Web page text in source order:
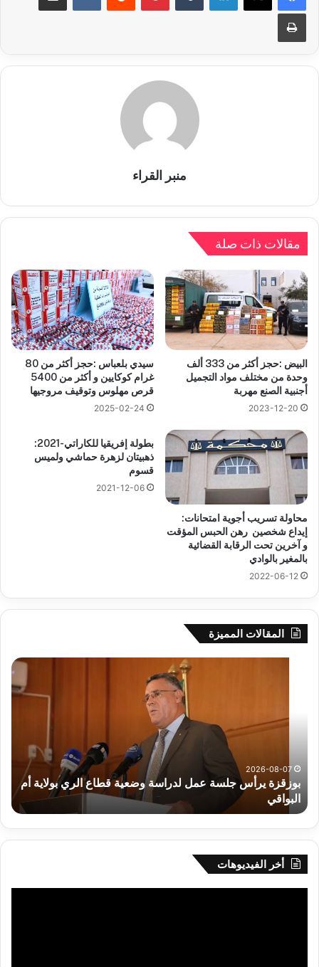
طباعة
منبر القراء
مقالات ذات صلة
البيض :حجز أكثر من 333 ألف
وحدة من مختلف مواد التجميل
أجنبية الصنع مهربة
2023-12-20
سيدي بلعباس :حجز أكثر من 80
غرام كوكايين و أكثر من 5400
قرص مهلوس وتوقيف مروجيها
2025-02-24
محاولة تسريب أجوية امتحانات:
إيداع شخصين رهن الحبس المؤقت
و آخرين تحت الرقابة القضائية
بالمغير بالوادي
2022-06-12
بطولة إفريقيا للكاراتي-2021:
ذهبيتان لزهرة حماشي ولميس
قسوم
2021-12-06
المقالات المميزة
2026-
يرأس جلسة عمل لدراسة وضعية قطاع الري بولاية أم
الادماج
بداء
التوحد
08-07
رهان على
أخر الفيديوهات